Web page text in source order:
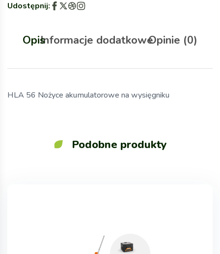
Udostępnij:
OpisInformacje dodatkoweOpinie (0)
HLA 56 Nożyce akumulatorowe na wysięgniku
Podobne produkty